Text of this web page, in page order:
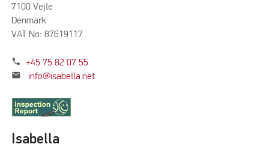
7100 Vejle
Denmark
VAT No: 87619117
phone +45 75 82 07 55
mail info@isabella.net
Isabella